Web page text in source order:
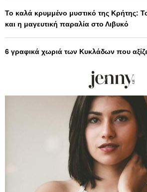
Το καλά κρυμμένο μυστικό της Κρήτης:
και η μαγευτική παραλία στο Λιβυκό
6 γραφικά χωριά των Κυκλάδων που